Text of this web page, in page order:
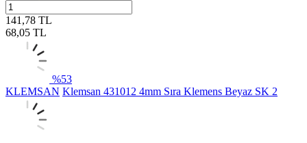
141,78 TL
68,05 TL
%53
KLEMSAN Klemsan 431012 4mm Sıra Klemens Beyaz SK 2